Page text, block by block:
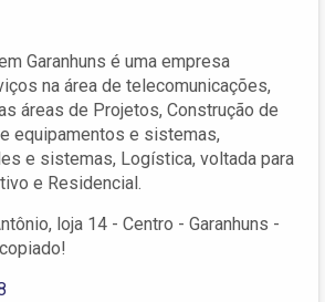
Garanhuns é uma empresa
na área de telecomunicações,
áreas de Projetos, Construção de
equipamentos e sistemas,
e sistemas, Logística, voltada para
e Residencial.
loja 14 - Centro - Garanhuns -